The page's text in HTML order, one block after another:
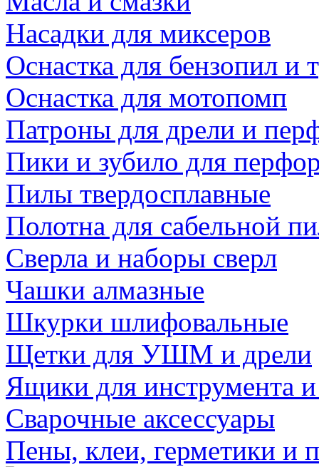
Насадки для миксеров
Оснастка для бензопил и
Оснастка для мотопомп
Патроны для дрели и
Пики и зубило для
Пилы твердосплавные
Полотна для сабельной
Сверла и наборы сверл
Чашки алмазные
Шкурки шлифовальные
Щетки для УШМ и дрели
Ящики для инструмента
Сварочные аксессуары
Пены, клеи, герметики и